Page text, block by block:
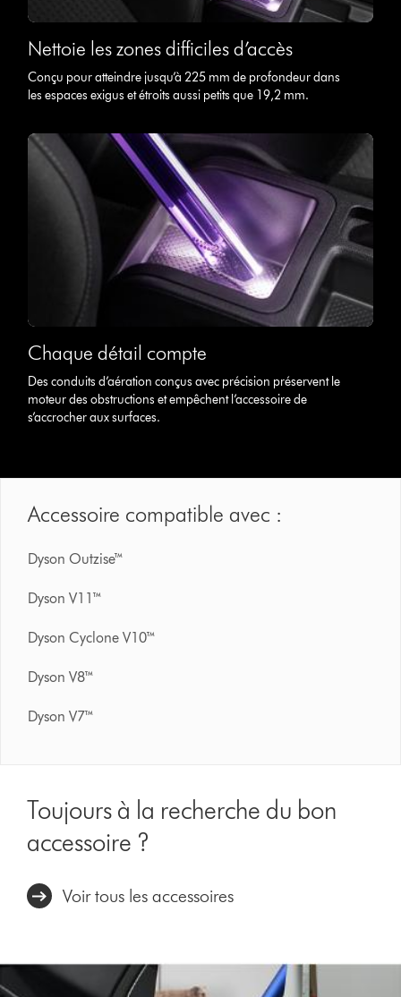
Nettoie les zones difficiles d’accès
Conçu pour atteindre jusqu’à 225 mm de profondeur dans
les espaces exigus et étroits aussi petits que 19,2 mm.
Chaque détail compte
Des conduits d’aération conçus avec précision préservent le
moteur des obstructions et empêchent l’accessoire de
s’accrocher aux surfaces.
Accessoire compatible avec :
Dyson Outzise™
Dyson V11™
Dyson Cyclone V10™
Dyson V8™
Dyson V7™
Toujours à la recherche du bon
accessoire ?
Voir tous les accessoires